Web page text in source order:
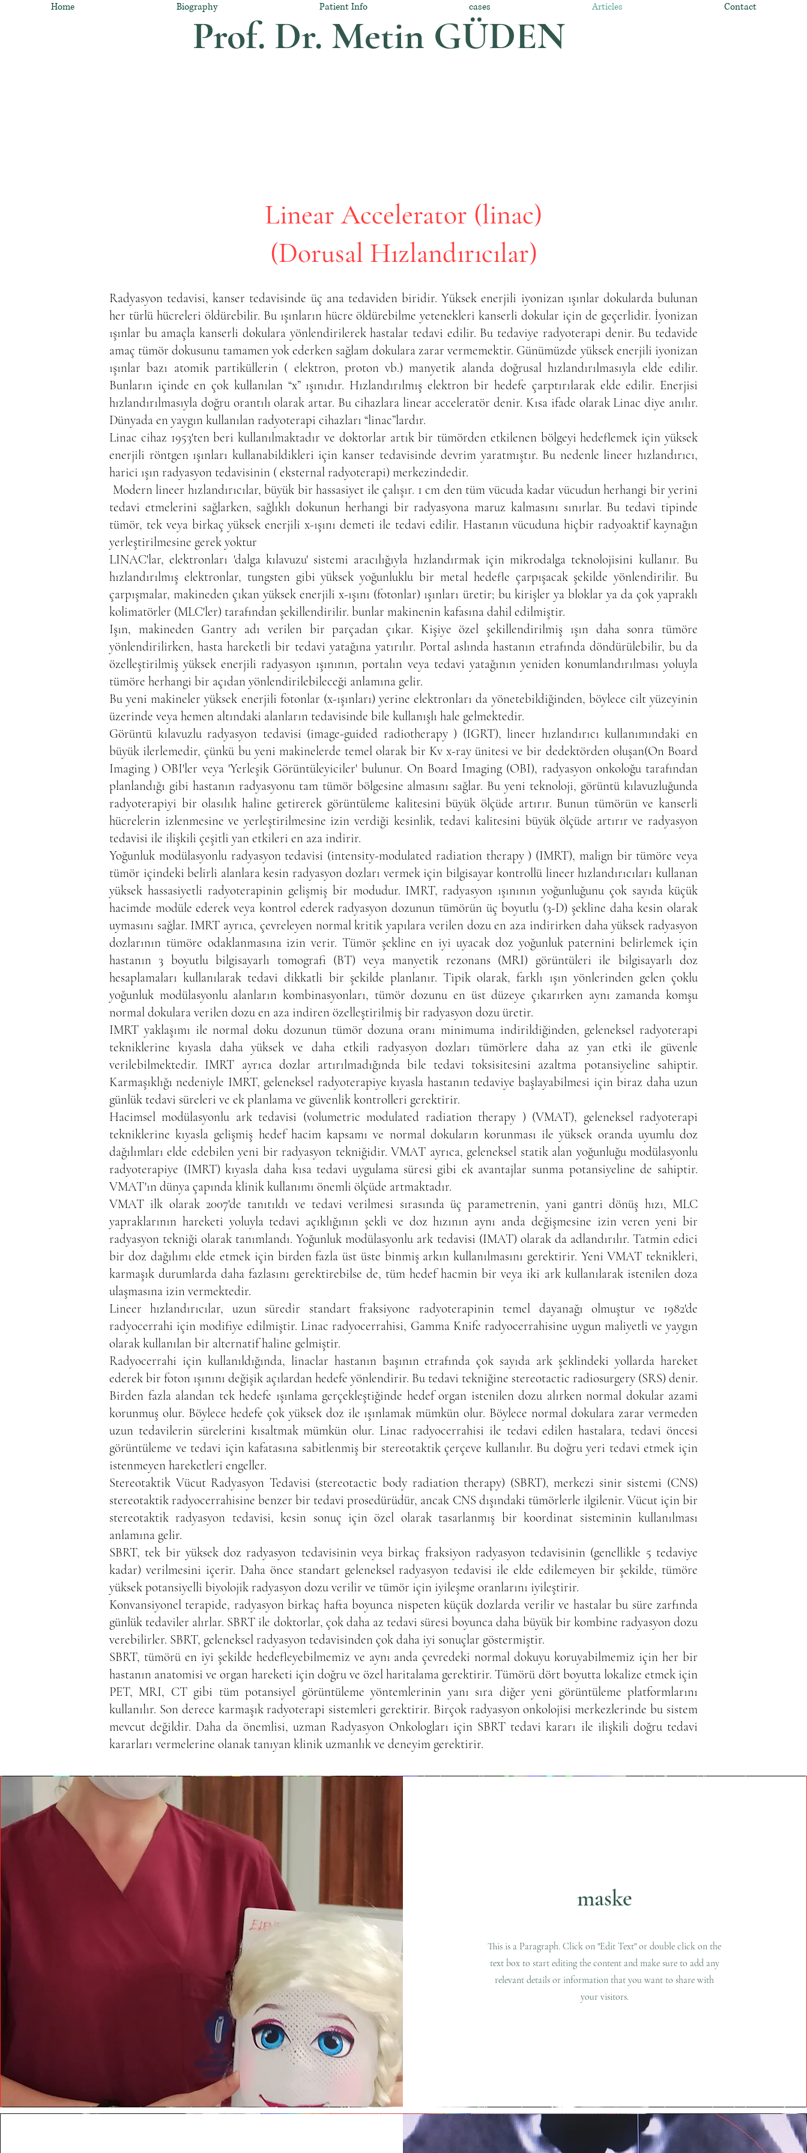
Home Biography Patient Info cases Articles Contact
Prof. Dr. Metin GÜDEN
Linear Accelerator (linac)
(Dorusal Hızlandırıcılar)
Radyasyon tedavisi, kanser tedavisinde üç ana tedaviden biridir. Yüksek enerjili iyonizan ışınlar dokularda bulunan
her türlü hücreleri öldürebilir. Bu ışınların hücre öldürebilme yetenekleri kanserli dokular için de geçerlidir. İyonizan
ışınlar bu amaçla kanserli dokulara yönlendirilerek hastalar tedavi edilir. Bu tedaviye radyoterapi denir. Bu tedavide
amaç tümör dokusunu tamamen yok ederken sağlam dokulara zarar vermemektir. Günümüzde yüksek enerjili iyonizan
ışınlar bazı atomik partiküllerin ( elektron, proton vb.) manyetik alanda doğrusal hızlandırılmasıyla elde edilir.
Bunların içinde en çok kullanılan “x” ışınıdır. Hızlandırılmış elektron bir hedefe çarptırılarak elde edilir. Enerjisi
hızlandırılmasıyla doğru orantılı olarak artar. Bu cihazlara linear acceleratör denir. Kısa ifade olarak Linac diye anılır.
Dünyada en yaygın kullanılan radyoterapi cihazları “linac”lardır.
Linac cihaz 1953'ten beri kullanılmaktadır ve doktorlar artık bir tümörden etkilenen bölgeyi hedeflemek için yüksek
enerjili röntgen ışınları kullanabildikleri için kanser tedavisinde devrim yaratmıştır. Bu nedenle lineer hızlandırıcı,
harici ışın radyasyon tedavisinin ( eksternal radyoterapi) merkezindedir.
Modern lineer hızlandırıcılar, büyük bir hassasiyet ile çalışır. 1 cm den tüm vücuda kadar vücudun herhangi bir yerini
tedavi etmelerini sağlarken, sağlıklı dokunun herhangi bir radyasyona maruz kalmasını sınırlar. Bu tedavi tipinde
tümör, tek veya birkaç yüksek enerjili x-ışını demeti ile tedavi edilir. Hastanın vücuduna hiçbir radyoaktif kaynağın
yerleştirilmesine gerek yoktur
LINAC'lar, elektronları 'dalga kılavuzu' sistemi aracılığıyla hızlandırmak için mikrodalga teknolojisini kullanır. Bu
hızlandırılmış elektronlar, tungsten gibi yüksek yoğunluklu bir metal hedefle çarpışacak şekilde yönlendirilir. Bu
çarpışmalar, makineden çıkan yüksek enerjili x-ışını (fotonlar) ışınları üretir; bu kirişler ya bloklar ya da çok yapraklı
kolimatörler (MLC'ler) tarafından şekillendirilir. bunlar makinenin kafasına dahil edilmiştir.
Işın, makineden Gantry adı verilen bir parçadan çıkar. Kişiye özel şekillendirilmiş ışın daha sonra tümöre
yönlendirilirken, hasta hareketli bir tedavi yatağına yatırılır. Portal aslında hastanın etrafında döndürülebilir, bu da
özelleştirilmiş yüksek enerjili radyasyon ışınının, portalın veya tedavi yatağının yeniden konumlandırılması yoluyla
tümöre herhangi bir açıdan yönlendirilebileceği anlamına gelir.
Bu yeni makineler yüksek enerjili fotonlar (x-ışınları) yerine elektronları da yönetebildiğinden, böylece cilt yüzeyinin
üzerinde veya hemen altındaki alanların tedavisinde bile kullanışlı hale gelmektedir.
Görüntü kılavuzlu radyasyon tedavisi (image-guided radiotherapy ) (IGRT), lineer hızlandırıcı kullanımındaki en
büyük ilerlemedir, çünkü bu yeni makinelerde temel olarak bir Kv x-ray ünitesi ve bir dedektörden oluşan(On Board
Imaging ) OBI'ler veya 'Yerleşik Görüntüleyiciler' bulunur. On Board Imaging (OBI), radyasyon onkoloğu tarafından
planlandığı gibi hastanın radyasyonu tam tümör bölgesine almasını sağlar. Bu yeni teknoloji, görüntü kılavuzluğunda
radyoterapiyi bir olasılık haline getirerek görüntüleme kalitesini büyük ölçüde artırır. Bunun tümörün ve kanserli
hücrelerin izlenmesine ve yerleştirilmesine izin verdiği kesinlik, tedavi kalitesini büyük ölçüde artırır ve radyasyon
tedavisi ile ilişkili çeşitli yan etkileri en aza indirir.
Yoğunluk modülasyonlu radyasyon tedavisi (intensity-modulated radiation therapy ) (IMRT), malign bir tümöre veya
tümör içindeki belirli alanlara kesin radyasyon dozları vermek için bilgisayar kontrollü lineer hızlandırıcıları kullanan
yüksek hassasiyetli radyoterapinin gelişmiş bir modudur. IMRT, radyasyon ışınının yoğunluğunu çok sayıda küçük
hacimde modüle ederek veya kontrol ederek radyasyon dozunun tümörün üç boyutlu (3-D) şekline daha kesin olarak
uymasını sağlar. IMRT ayrıca, çevreleyen normal kritik yapılara verilen dozu en aza indirirken daha yüksek radyasyon
dozlarının tümöre odaklanmasına izin verir. Tümör şekline en iyi uyacak doz yoğunluk paternini belirlemek için
hastanın 3 boyutlu bilgisayarlı tomografi (BT) veya manyetik rezonans (MRI) görüntüleri ile bilgisayarlı doz
hesaplamaları kullanılarak tedavi dikkatli bir şekilde planlanır. Tipik olarak, farklı ışın yönlerinden gelen çoklu
yoğunluk modülasyonlu alanların kombinasyonları, tümör dozunu en üst düzeye çıkarırken aynı zamanda komşu
normal dokulara verilen dozu en aza indiren özelleştirilmiş bir radyasyon dozu üretir.
IMRT yaklaşımı ile normal doku dozunun tümör dozuna oranı minimuma indirildiğinden, geleneksel radyoterapi
tekniklerine kıyasla daha yüksek ve daha etkili radyasyon dozları tümörlere daha az yan etki ile güvenle
verilebilmektedir. IMRT ayrıca dozlar artırılmadığında bile tedavi toksisitesini azaltma potansiyeline sahiptir.
Karmaşıklığı nedeniyle IMRT, geleneksel radyoterapiye kıyasla hastanın tedaviye başlayabilmesi için biraz daha uzun
günlük tedavi süreleri ve ek planlama ve güvenlik kontrolleri gerektirir.
Hacimsel modülasyonlu ark tedavisi (volumetric modulated radiation therapy ) (VMAT), geleneksel radyoterapi
tekniklerine kıyasla gelişmiş hedef hacim kapsamı ve normal dokuların korunması ile yüksek oranda uyumlu doz
dağılımları elde edebilen yeni bir radyasyon tekniğidir. VMAT ayrıca, geleneksel statik alan yoğunluğu modülasyonlu
radyoterapiye (IMRT) kıyasla daha kısa tedavi uygulama süresi gibi ek avantajlar sunma potansiyeline de sahiptir.
VMAT'ın dünya çapında klinik kullanımı önemli ölçüde artmaktadır.
VMAT ilk olarak 2007'de tanıtıldı ve tedavi verilmesi sırasında üç parametrenin, yani gantri dönüş hızı, MLC
yapraklarının hareketi yoluyla tedavi açıklığının şekli ve doz hızının aynı anda değişmesine izin veren yeni bir
radyasyon tekniği olarak tanımlandı. Yoğunluk modülasyonlu ark tedavisi (IMAT) olarak da adlandırılır. Tatmin edici
bir doz dağılımı elde etmek için birden fazla üst üste binmiş arkın kullanılmasını gerektirir. Yeni VMAT teknikleri,
karmaşık durumlarda daha fazlasını gerektirebilse de, tüm hedef hacmin bir veya iki ark kullanılarak istenilen doza
ulaşmasına izin vermektedir.
Lineer hızlandırıcılar, uzun süredir standart fraksiyone radyoterapinin temel dayanağı olmuştur ve 1982'de
radyocerrahi için modifiye edilmiştir. Linac radyocerrahisi, Gamma Knife radyocerrahisine uygun maliyetli ve yaygın
olarak kullanılan bir alternatif haline gelmiştir.
Radyocerrahi için kullanıldığında, linaclar hastanın başının etrafında çok sayıda ark şeklindeki yollarda hareket
ederek bir foton ışınını değişik açılardan hedefe yönlendirir. Bu tedavi tekniğine stereotactic radiosurgery (SRS) denir.
Birden fazla alandan tek hedefe ışınlama gerçekleştiğinde hedef organ istenilen dozu alırken normal dokular azami
korunmuş olur. Böylece hedefe çok yüksek doz ile ışınlamak mümkün olur. Böylece normal dokulara zarar vermeden
uzun tedavilerin sürelerini kısaltmak mümkün olur. Linac radyocerrahisi ile tedavi edilen hastalara, tedavi öncesi
görüntüleme ve tedavi için kafatasına sabitlenmiş bir stereotaktik çerçeve kullanılır. Bu doğru yeri tedavi etmek için
istenmeyen hareketleri engeller.
Stereotaktik Vücut Radyasyon Tedavisi (stereotactic body radiation therapy) (SBRT), merkezi sinir sistemi (CNS)
stereotaktik radyocerrahisine benzer bir tedavi prosedürüdür, ancak CNS dışındaki tümörlerle ilgilenir. Vücut için bir
stereotaktik radyasyon tedavisi, kesin sonuç için özel olarak tasarlanmış bir koordinat sisteminin kullanılması
anlamına gelir.
SBRT, tek bir yüksek doz radyasyon tedavisinin veya birkaç fraksiyon radyasyon tedavisinin (genellikle 5 tedaviye
kadar) verilmesini içerir. Daha önce standart geleneksel radyasyon tedavisi ile elde edilemeyen bir şekilde, tümöre
yüksek potansiyelli biyolojik radyasyon dozu verilir ve tümör için iyileşme oranlarını iyileştirir.
Konvansiyonel terapide, radyasyon birkaç hafta boyunca nispeten küçük dozlarda verilir ve hastalar bu süre zarfında
günlük tedaviler alırlar. SBRT ile doktorlar, çok daha az tedavi süresi boyunca daha büyük bir kombine radyasyon dozu
verebilirler. SBRT, geleneksel radyasyon tedavisinden çok daha iyi sonuçlar göstermiştir.
SBRT, tümörü en iyi şekilde hedefleyebilmemiz ve aynı anda çevredeki normal dokuyu koruyabilmemiz için her bir
hastanın anatomisi ve organ hareketi için doğru ve özel haritalama gerektirir. Tümörü dört boyutta lokalize etmek için
PET, MRI, CT gibi tüm potansiyel görüntüleme yöntemlerinin yanı sıra diğer yeni görüntüleme platformlarını
kullanılır. Son derece karmaşık radyoterapi sistemleri gerektirir. Birçok radyasyon onkolojisi merkezlerinde bu sistem
mevcut değildir. Daha da önemlisi, uzman Radyasyon Onkologları için SBRT tedavi kararı ile ilişkili doğru tedavi
kararları vermelerine olanak tanıyan klinik uzmanlık ve deneyim gerektirir.
maske
This is a Paragraph. Click on "Edit Text" or double click on the
text box to start editing the content and make sure to add any
relevant details or information that you want to share with
your visitors.